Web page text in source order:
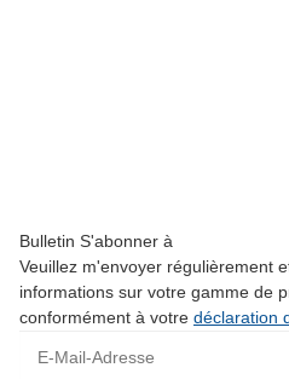
Bulletin S'abonner à
Veuillez m'envoyer régulièrement
informations sur votre gamme de
conformément à votre déclaration